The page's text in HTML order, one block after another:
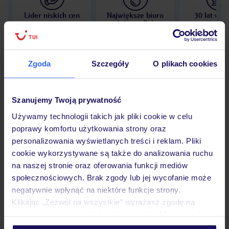
Zgoda Szczegóły O plikach cookies
Szanujemy Twoją prywatność
Używamy technologii takich jak pliki cookie w celu
poprawy komfortu użytkowania strony oraz
personalizowania wyświetlanych treści i reklam. Pliki
cookie wykorzystywane są także do analizowania ruchu
na naszej stronie oraz oferowania funkcji mediów
społecznościowych. Brak zgody lub jej wycofanie może
negatywnie wpłynąć na niektóre funkcje strony.
Klikając „Zezwól na wszystkie” wyrażasz zgodę na
personalizować swój wybór wchodząc w zakładkę
Lider niskich cen
Największe biuro
podróży w Polsce
30 lat w
Opinie
Pokoje
Wyżywienie